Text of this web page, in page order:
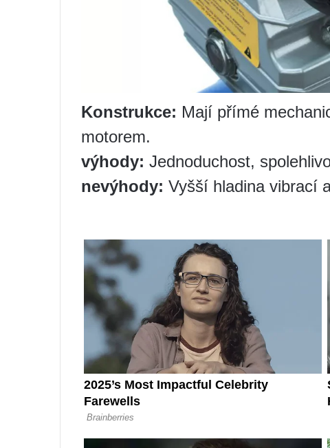
Konstrukce: Mají přímé
motorem.
výhody: Jednoduchost,
nevýhody: Vyšší hladina vibrací